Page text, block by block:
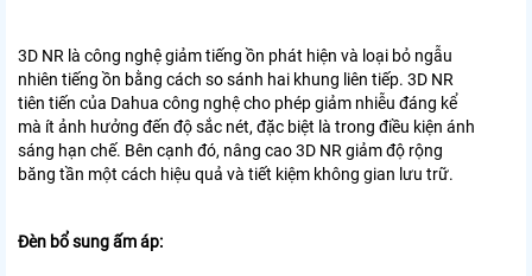
3D NR là công nghệ giảm tiếng ồn phát hiện và loại bỏ ngẫu
nhiên tiếng ồn bằng cách so sánh hai khung liên tiếp. 3D NR
tiên tiến của Dahua công nghệ cho phép giảm nhiễu đáng kể
mà ít ảnh hưởng đến độ sắc nét, đặc biệt là trong điều kiện ánh
sáng hạn chế. Bên cạnh đó, nâng cao3D NR giảm độ rộng
băng tần một cách hiệu quả và tiết kiệm không gian lưu trữ.
Đèn bổ sung ấm áp: